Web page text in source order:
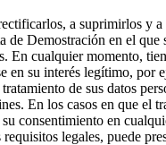
a suprimirlos
Demostración en el
En cualquier momento,
en su interés legítimo,
de sus datos
En los casos en que
consentimiento en
legales, puede